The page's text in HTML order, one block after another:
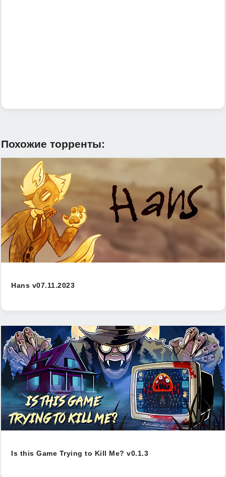
Похожие торренты:
Hans v07.11.2023
Is this Game Trying to Kill Me? v0.1.3